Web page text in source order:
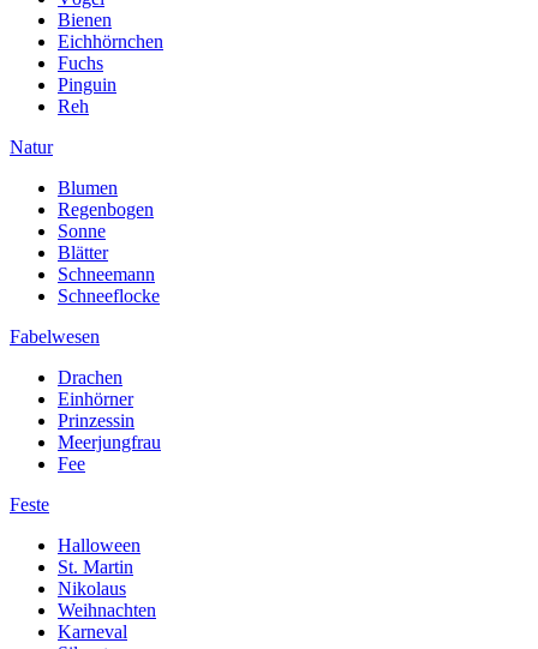
Bienen
Eichhörnchen
Fuchs
Pinguin
Reh
Natur
Blumen
Regenbogen
Sonne
Blätter
Schneemann
Schneeflocke
Fabelwesen
Drachen
Einhörner
Prinzessin
Meerjungfrau
Fee
Feste
Halloween
St. Martin
Nikolaus
Weihnachten
Karneval